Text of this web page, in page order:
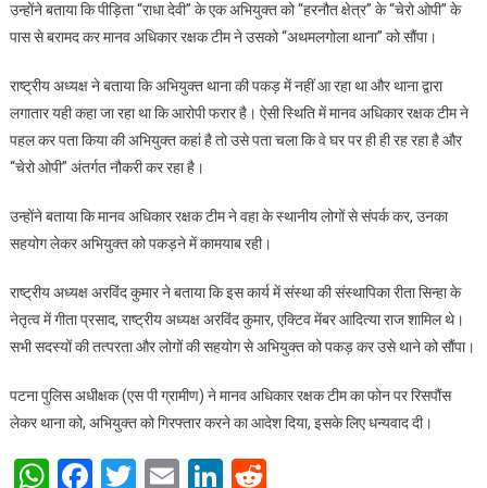
उन्होंने बताया कि पीड़िता “राधा देवी” के एक अभियुक्त को “हरनौत क्षेत्र” के “चेरो ओपी” के
पास से बरामद कर मानव अधिकार रक्षक टीम ने उसको “अथमलगोला थाना” को सौंपा।
राष्ट्रीय अध्यक्ष ने बताया कि अभियुक्त थाना की पकड़ में नहीं आ रहा था और थाना द्वारा
लगातार यही कहा जा रहा था कि आरोपी फरार है। ऐसी स्थिति में मानव अधिकार रक्षक टीम ने
पहल कर पता किया की अभियुक्त कहां है तो उसे पता चला कि वे घर पर ही ही रह रहा है और
“चेरो ओपी” अंतर्गत नौकरी कर रहा है।
उन्होंने बताया कि मानव अधिकार रक्षक टीम ने वहा के स्थानीय लोगों से संपर्क कर, उनका
सहयोग लेकर अभियुक्त को पकड़ने में कामयाब रही।
राष्ट्रीय अध्यक्ष अरविंद कुमार ने बताया कि इस कार्य में संस्था की संस्थापिका रीता सिन्हा के
नेतृत्व में गीता प्रसाद, राष्ट्रीय अध्यक्ष अरविंद कुमार, एक्टिव मेंबर आदित्या राज शामिल थे।
सभी सदस्यों की तत्परता और लोगों की सहयोग से अभियुक्त को पकड़ कर उसे थाने को सौंपा।
पटना पुलिस अधीक्षक (एस पी ग्रामीण) ने मानव अधिकार रक्षक टीम का फोन पर रिसपौंस
लेकर थाना को, अभियुक्त को गिरफ्तार करने का आदेश दिया, इसके लिए धन्यवाद दी।
WhatsApp
Facebook
Twitter
EmailLinkedIn
Reddit